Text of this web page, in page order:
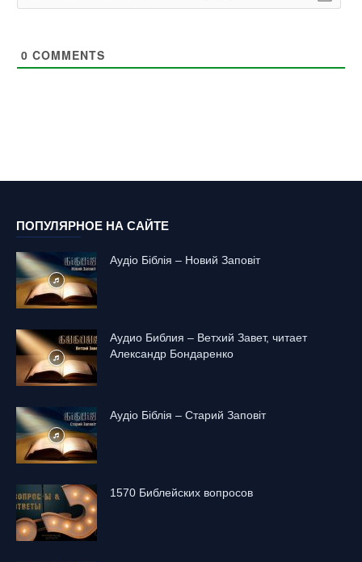
0 COMMENTS
ПОПУЛЯРНОЕ НА САЙТЕ
Аудіо Біблія – Новий Заповіт
Аудио Библия – Ветхий Завет, читает
Александр Бондаренко
Аудіо Біблія – Старий Заповіт
1570 Библейских вопросов